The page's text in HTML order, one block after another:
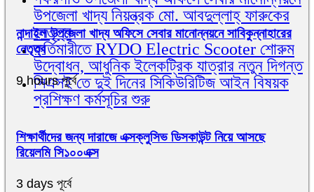
উপজেলা খাদ্য নিয়ন্ত্রক মো. আবদুল্লাহ্ ফারুকের
নেতৃত্ব
কর্তিমারীতে RYDO Electric Scooter শোরুম
উদ্বোধন, আধুনিক ইলেকট্রিক যাত্রার নতুন দিগন্ত
সিএসই তে দুই দিনের সিকিউরিটিজ আইন বিষয়ক
প্রশিক্ষণ কর্মসূচির শুরু
নান্দাইল উপজেলা খাদ্য অফিসে সেবার মানোন্নয়নে সাবিকুন্নাহারের
নেতৃত্ব
9 hours পূর্বে
শিক্ষার্থীদের জন্য দারাজে এক্সক্লুসিভ ডিসকাউন্ট নিয়ে আসছে
রিয়েলমি সি১০০এক্স
3 days পূর্বে